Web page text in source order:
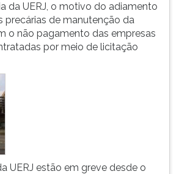
da UERJ, o motivo do adiamento
precárias de manutenção da
o não pagamento das empresas
por meio de licitação
UERJ estão em greve desde o